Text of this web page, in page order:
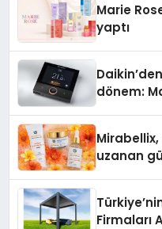
Marie
yaptı
dönem:
uzanan
Firmaları